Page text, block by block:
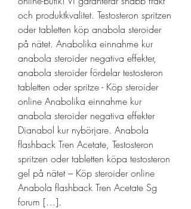
och produktkvalitet. Testosteron spritzen
oder tabletten köp anabola steroider
på nätet. Anabolika einnahme kur
anabola steroider negativa effekter,
anabola steroider fördelar testosteron
tabletten oder spritze - Köp steroider
online Anabolika einnahme kur
anabola steroider negativa effekter
Dianabol kur nybörjare. Anabola
flashback Tren Acetate, Testosteron
spritzen oder tabletten köpa testosteron
gel på nätet – Köp steroider online
Anabola flashback Tren Acetate Sg
forum […].